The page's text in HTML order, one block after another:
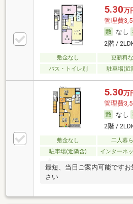
5.30万
管理費
なし
2階 /
敷金なし 更新料
バス・トイレ別
駐車場(近
5.30万
管理費
なし
2階 /
敷金なし 二人暮
駐車場(近隣含)
インターネ
最短、当日ご案内可能です
さい